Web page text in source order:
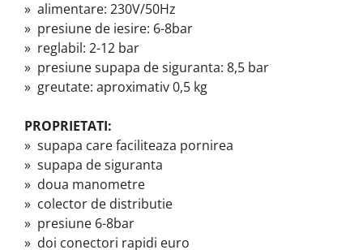
» alimentare: 230V/50Hz
» presiune de iesire: 6-8bar
» reglabil: 2-12 bar
» presiune supapa de siguranta: 8,5 bar
» greutate: aproximativ 0,5 kg
PROPRIETATI:
» supapa care faciliteaza pornirea
» supapa de siguranta
» doua manometre
» colector de distributie
» presiune 6-8bar
» doi conectori rapidi euro